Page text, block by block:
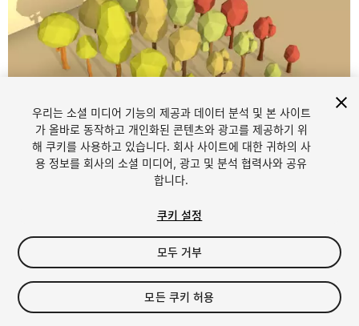
1 10
$4.99
우리는 소셜 미디어 기능의 제공과 데이터 분석 및 본 사이트
가 올바로 동작하고 개인화된 콘텐츠와 광고를 제공하기 위
해 쿠키를 사용하고 있습니다. 회사 사이트에 대한 귀하의 사
용 정보를 회사의 소셜 미디어, 광고 및 분석 협력사와 공유
합니다.
쿠키 설정
모두 거부
모든 쿠키 허용